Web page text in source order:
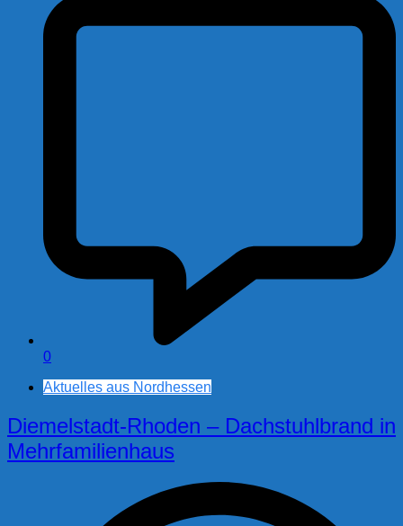
0
Aktuelles aus Nordhessen
Diemelstadt-Rhoden – Dachstuhlbrand in
Mehrfamilienhaus